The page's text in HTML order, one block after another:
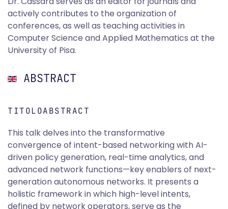
actively contributes to the organization of
conferences, as well as teaching activities in
Computer Science and Applied Mathematics at the
University of Pisa.
ABSTRACT
TITOLOABSTRACT
This talk delves into the transformative
convergence of intent-based networking with AI-
driven policy generation, real-time analytics, and
advanced network functions—key enablers of next-
generation autonomous networks. It presents a
holistic framework in which high-level intents,
defined by network operators, serve as the